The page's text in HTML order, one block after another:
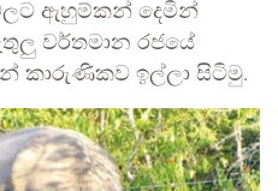
ඇහුම්කන් දෙමින්
වර්තමාන රජයේ
කාරුණිකව ඉල්ලා සිටිමු.